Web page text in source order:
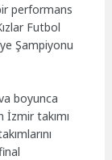
performans
Futbol
Şampiyonu
boyunca
takımı